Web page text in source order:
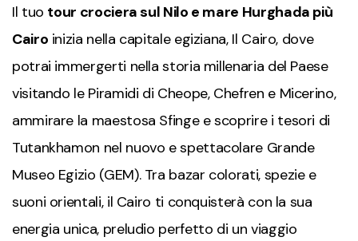
Il tuo tour crociera sul Nilo e mare Hurghada più
Cairo inizia nella capitale egiziana, Il Cairo, dove
potrai immergerti nella storia millenaria del Paese
visitando le Piramidi di Cheope, Chefren e Micerino,
ammirare la maestosa Sfinge e scoprire i tesori di
Tutankhamon nel nuovo e spettacolare Grande
Museo Egizio (GEM). Tra bazar colorati, spezie e
suoni orientali, il Cairo ti conquisterà con la sua
energia unica, preludio perfetto di un viaggio